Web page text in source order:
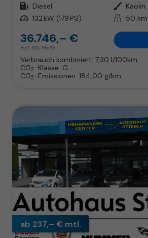
Kraftstoff Diesel Außenfarbe Kaolin
Leistung 132 kW (179 PS) Kilometerstand 50 km
36.746,– €
incl. 19% MwSt.
Verbrauch kombiniert: 7,30 l/100km
CO2-Klasse: G
CO2-Emissionen: 184,00 g/km
ab 237,– € mtl.